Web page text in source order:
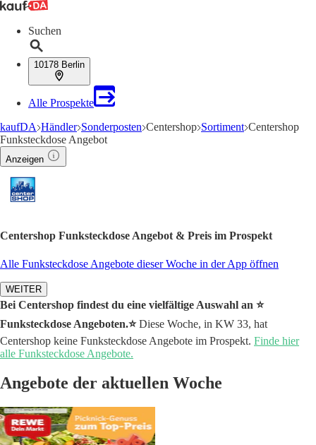
Suchen
10178 Berlin
Alle Prospekte
kaufDA Händler Sonderposten Centershop Sortiment Centershop
Funksteckdose Angebot
Anzeigen
Centershop Funksteckdose Angebot & Preis im Prospekt
Alle Funksteckdose Angebote dieser Woche in der App öffnen
WEITER
Bei Centershop findest du eine vielfältige Auswahl an ⭐️
Funksteckdose Angeboten.⭐️Diese Woche, in KW 33, hat
Centershop keine Funksteckdose Angebote im Prospekt. Finde hier
alle Funksteckdose Angebote.
Angebote der aktuellen Woche